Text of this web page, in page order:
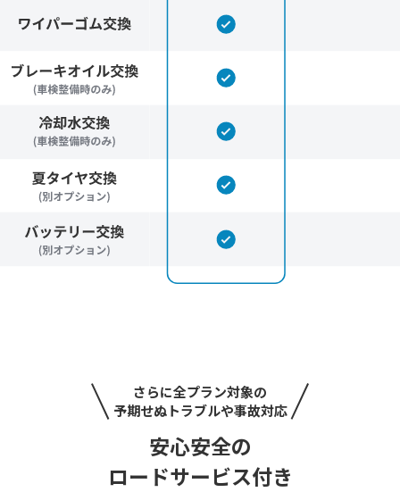
さらに全プラン対象の
予期せぬトラブルや事故対応
安心安全の
ロードサービス付き